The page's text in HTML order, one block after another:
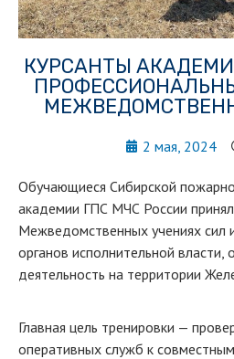
КУРСАНТЫ
2 мая, 2024
Обучающиеся Сибирской
академии ГПС МЧС России
Межведомственных учениях сил
органов исполнительной
деятельность на территории
Главная цель тренировки —
оперативных служб к